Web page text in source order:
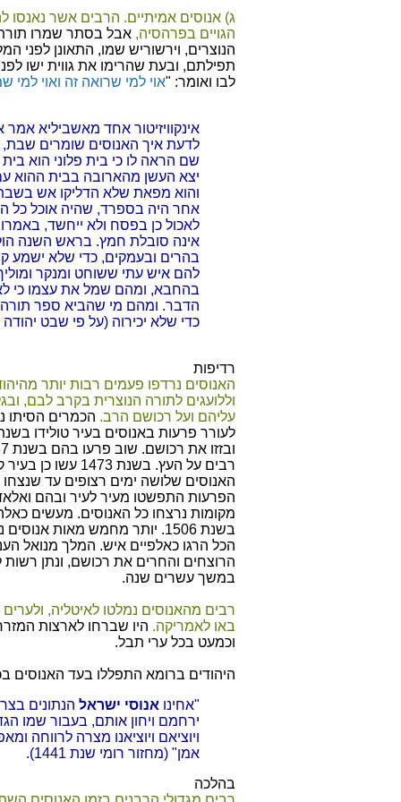
ג) אנוסים אמיתיים. הרבים אשר נאנסו
הגויים בפרהסיה, אבל בסתר שמרו
הנוצרים, וירשוריש שמו, התאונן לפני
תפילתם, ובעת שהרימו את גווית ישו
לבו ואומר: "אוי למי שרואה זה ואוי למי
אינקוויזיטור אחד מאשביליא
לדעת איך האנוסים שומרים שבת,
שם הראה לו כי בית פלוני הוא בית
יצא העשן מהארובה בבית ההוא
והוא מפאת שלא הדליקו אש
אחר היה בספרד, שהיה אוכל כל
לאכול כן בפסח ולא ייחשד,
אינה סובלת חמץ. בראש השנה
בהרים ובעמקים, כדי שלא ישמע
להם איש עתי ששוחט ומנקר
בהחבא, ומהם שמל את עצמו כי
הדבר. ומהם מי שהביא ספר
כדי שלא יכירוה (על פי שבט יהודה
רדיפות
האנוסים נרדפו פעמים רבות יותר
וללועגים לתורה הנוצרית בקרב לבם,
עליהם ועל רכושם הרב. הכמרים הסיתו
רבים על העץ. בשנת
האנוסים שלושה ימים רצופים עד
מקומות נרצחו כל האנוסים. מעשים
הכל הרגו כאלפיים איש. המלך מנואל
הרוצחים והחרים את רכושם, ונתן
במשך עשרים שנה.
רבים מהאנוסים נמלטו לאיטליה,
באו לאמריקה. היו שברחו לארצות
וכמעט בכל ערי תבל.
היהודים ברומא התפללו בעד האנוסים
"אחינו אנוסי ישראל הנתונים
ירחמם ויחון אותם, בעבור שמו
ויוציאם ויוציאנו מצרה לרווחה
אמן" (מחזור רומי שנת 1441).
בהלכה